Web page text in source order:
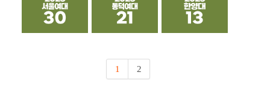
1 2